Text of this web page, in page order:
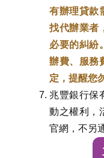
有辦理貸款
找代辦業者
必要的糾紛
辦費、服務
定，提醒您
兆豐銀行保
動之權利，
官網，不另